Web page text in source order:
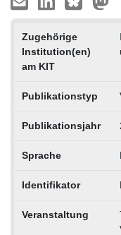
Zugehörige
Institution(en)
am KIT
Publikationstyp
Publikationsjahr
Sprache
Identifikator
Veranstaltung